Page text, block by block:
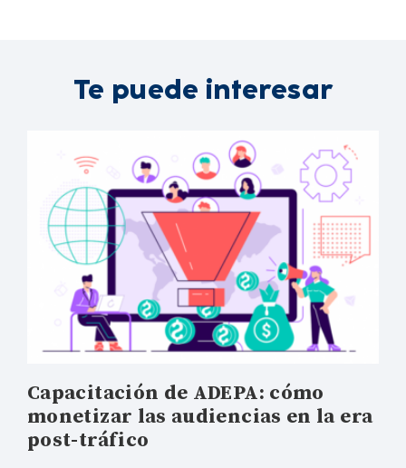
Te puede interesar
Capacitación de ADEPA: cómo
monetizar las audiencias en la era
post-tráfico